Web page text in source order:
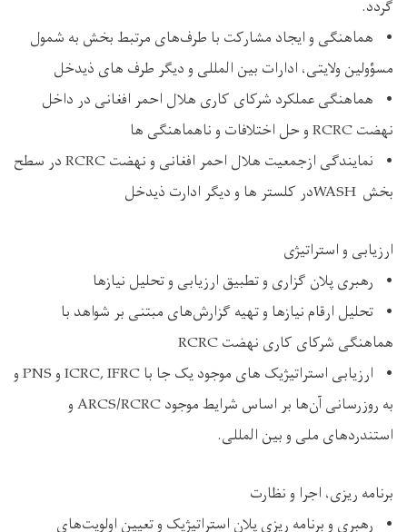
گردد.
• هماهنگی و ایجاد مشارکت با طرف‌های مرتبط بخش به شمول
مسؤولین ولایتی، ادارات بین المللی و دیگر طرف های ذیدخل
• هماهنگی عملکرد شرکای کاری هلال احمر افغانی در داخل
نهضت RCRC و حل اختلافات و ناهماهنگی ها
• نمایندگی ازجمعیت هلال احمر افغانی و نهضت RCRC در سطح
بخش WASHدر کلستر ها و دیگر ادارت ذیدخل
ارزیابی و استراتیژی
• رهبری پلان گزاری و تطبیق ارزیابی و تحلیل نیازها
• تحلیل ارقام نیازها و تهیه گزارش‌های مبتنی بر شواهد با
هماهنگی شرکای کاری نهضت RCRC
• ارزیابی استراتیژیک ‌های موجود یک جا با ICRC, IFRC و PNS و
به ‌روزرسانی آن‌ها بر اساس شرایط موجود ARCS/RCRC و
استندردهای ملی و بین المللی.
برنامه‌ ریزی، اجرا و نظارت
• رهبری و برنامه ‌ریزی پلان استراتیژیک و تعیین اولویت‌های